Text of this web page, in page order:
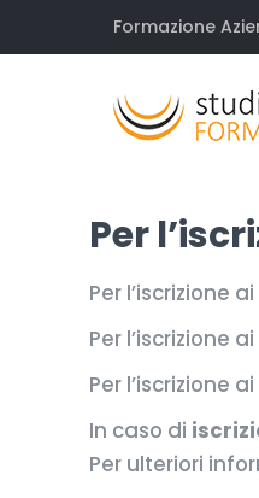
Formazione
Per
Per l’iscrizione ai
Per l’iscrizione ai
Per l’iscrizione ai
In caso di
Per ulteriori